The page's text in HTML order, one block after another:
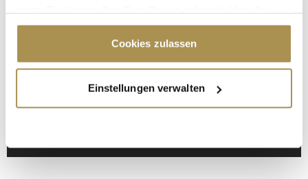
Cookie-Erklärung oder durch Klicken auf das Privacy
Trigger Symbol ändern oder widerrufen
Informationen über Ihre geografische Lage
erfassen, welche bis auf einige Meter genau sein
bestimmten Merkmalen (Fingerprinting) identifizieren
Cookies zulassen
Einstellungen verwalten